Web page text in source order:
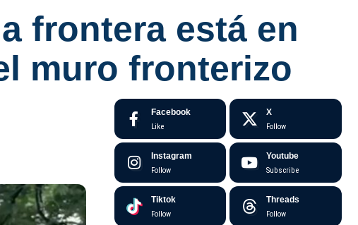
frontera está en
muro fronterizo
Facebook
Like
X
Follow
Instagram
Follow
Youtube
Subscribe
Tiktok
Follow
Threads
Follow